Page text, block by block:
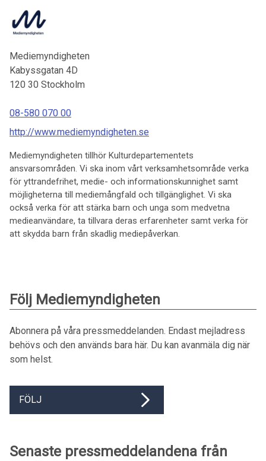
Mediemyndigheten
Kabyssgatan 4D
120 30 Stockholm
08-580 070 00
http://www.mediemyndigheten.se
Mediemyndigheten tillhör Kulturdepartementets
ansvarsområden. Vi ska inom vårt verksamhetsområde verka
för yttrandefrihet, medie- och informationskunnighet samt
möjligheterna till mediemångfald och tillgänglighet. Vi ska
också verka för att stärka barn och unga som medvetna
medieanvändare, ta tillvara deras erfarenheter samt verka för
att skydda barn från skadlig mediepåverkan.
Följ Mediemyndigheten
Abonnera på våra pressmeddelanden. Endast mejladress
behövs och den används bara här. Du kan avanmäla dig när
som helst.
FÖLJ
Senaste pressmeddelandena från